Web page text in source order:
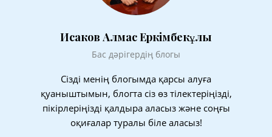
Исаков Алмас Еркімбекұлы
Бас дәрігердің блогы
Сізді менің блогымда қарсы алуға
қуаныштымын, блогта сіз өз тілектеріңізді,
пікірлеріңізді қалдыра аласыз және соңғы
оқиғалар туралы біле аласыз!